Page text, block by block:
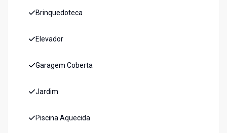
Brinquedoteca
Elevador
Garagem Coberta
Jardim
Piscina Aquecida